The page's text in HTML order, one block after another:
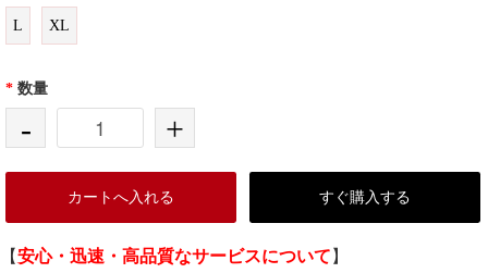
L XL
* 数量
- +
カートへ入れる すぐ購入する
【安心・迅速・高品質なサービスについて 】